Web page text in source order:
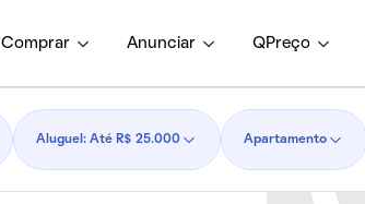
Comprar Anunciar QPreço
Aluguel: Até R$ 25.000 Apartamento